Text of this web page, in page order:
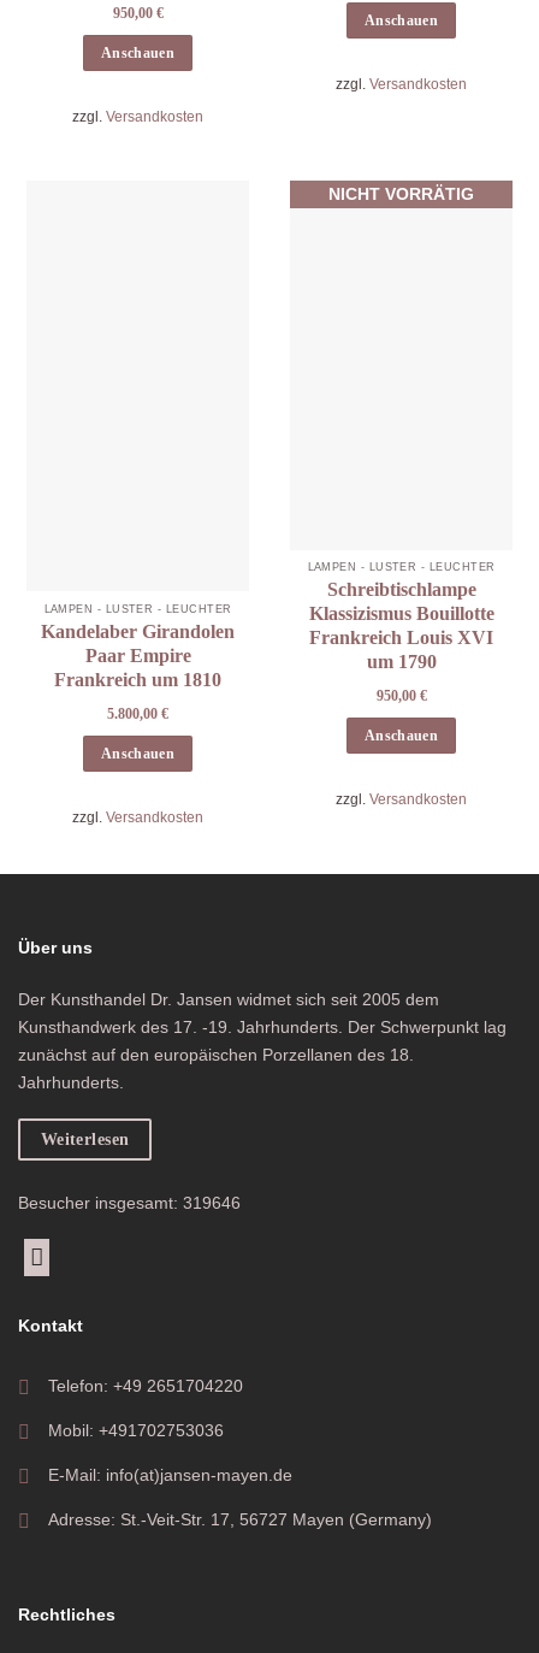
950,00 €
Anschauen
zzgl. Versandkosten
Anschauen
zzgl. Versandkosten
LAMPEN - LÜSTER - LEUCHTER
Kandelaber Girandolen
Paar Empire
Frankreich um 1810
5.800,00 €
Anschauen
zzgl. Versandkosten
NICHT VORRÄTIG
LAMPEN - LÜSTER - LEUCHTER
Schreibtischlampe
Klassizismus Bouillotte
Frankreich Louis XVI
um 1790
950,00 €
Anschauen
zzgl. Versandkosten
Über uns
Der Kunsthandel Dr. Jansen widmet sich seit 2005 dem
Kunsthandwerk des 17. -19. Jahrhunderts. Der Schwerpunkt lag
zunächst auf den europäischen Porzellanen des 18.
Jahrhunderts.
Weiterlesen
Besucher insgesamt: 319646
Kontakt
Telefon: +49 2651704220
Mobil: +491702753036
E-Mail: info(at)jansen-mayen.de
Adresse: St.-Veit-Str. 17, 56727 Mayen (Germany)
Rechtliches